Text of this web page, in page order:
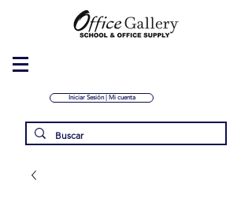
Iniciar Sesión | Mi cuenta